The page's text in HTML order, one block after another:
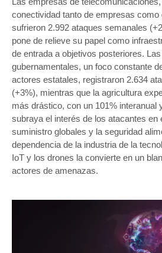
conectividad tanto de empresas como
sufrieron 2.992 ataques semanales
pone de relieve su papel como
de entrada a objetivos posteriores.
gubernamentales, un foco constante
actores estatales, registraron 2.634
(+3%), mientras que la agricultura
más drástico, con un 101% interanual
subraya el interés de los atacantes en
suministro globales y la seguridad
dependencia de la industria de la
IoT y los drones la convierte en un
actores de amenazas.